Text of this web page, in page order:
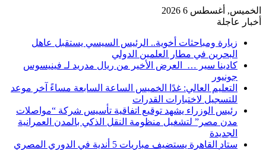
الخميس, أغسطس 6 2026
أخبار عاجلة
زيارة ومباحثات أخوية.. الرئيس السيسي يستقبل عاهل
البحرين في مطار العلمين الدولي
كادينا سير … العرض الأخير من ريال مدريد لـ فينيسوس
جونيور
التعليم العالي: غدًا الخميس الساعة السابعة مساءً آخر موعد
للتسجيل لاختبارات القدرات
رئيس الوزراء يشهد توقيع اتفاقية تأسيس شركة “مواصلات
مدن مصر” لتشغيل منظومة النقل الذكي بالمدن العمرانية
الجديدة
ستاد القاهرة يستضيف مباريات 5 أندية في الدوري المصري